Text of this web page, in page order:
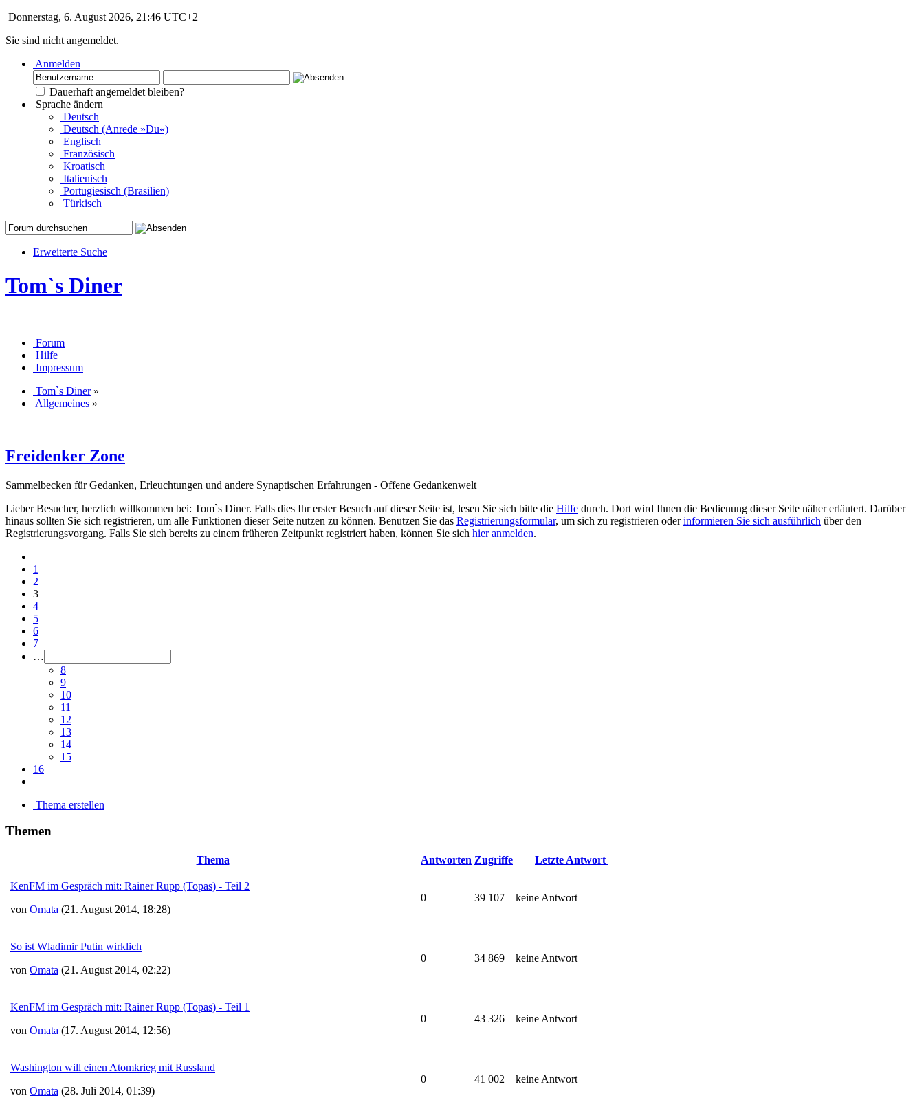
Donnerstag, 6. August 2026, 21:46 UTC+2
Sie sind nicht angemeldet.
Anmelden
Dauerhaft angemeldet bleiben?
Sprache ändern
Deutsch
Deutsch (Anrede »Du«)
Englisch
Französisch
Kroatisch
Italienisch
Portugiesisch (Brasilien)
Türkisch
Erweiterte Suche
Tom`s Diner
Forum
Hilfe
Impressum
Tom`s Diner»
Allgemeines »
Freidenker Zone
Sammelbecken für Gedanken, Erleuchtungen und andere Synaptischen Erfahrungen - Offene Gedankenwelt
Lieber Besucher, herzlich willkommen bei: Tom`s Diner. Falls dies Ihr erster Besuch auf dieser Seite ist, lesen Sie sich bitte die Hilfe durch. Dort wird Ihnen die Bedienung dieser Seite näher erläutert. Darüber
hinaus sollten Sie sich registrieren, um alle Funktionen dieser Seite nutzen zu können. Benutzen Sie das Registrierungsformular, um sich zu registrieren oderinformieren Sie sich ausführlich über den
Registrierungsvorgang. Falls Sie sich bereits zu einem früheren Zeitpunkt registriert haben, können Sie sich hier anmelden.
1
2
3
4
5
6
7
…
8
9
10
11
12
13
14
15
16
Thema erstellen
Themen
Thema Antworten Zugriffe Letzte Antwort
KenFM im Gespräch mit: Rainer Rupp (Topas) - Teil 2
von Omata (21. August 2014, 18:28)
0 39 107 keine Antwort
So ist Wladimir Putin wirklich
von Omata (21. August 2014, 02:22)
0 34 869 keine Antwort
KenFM im Gespräch mit: Rainer Rupp (Topas) - Teil 1
von Omata (17. August 2014, 12:56)
0 43 326 keine Antwort
Washington will einen Atomkrieg mit Russland
von Omata (28. Juli 2014, 01:39)
0 41 002 keine Antwort